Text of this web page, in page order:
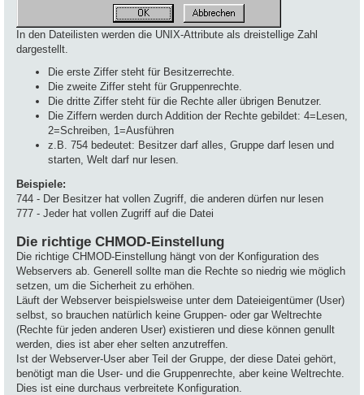
In den Dateilisten werden die UNIX-Attribute als dreistellige Zahl
dargestellt.
Die erste Ziffer steht für Besitzerrechte.
Die zweite Ziffer steht für Gruppenrechte.
Die dritte Ziffer steht für die Rechte aller übrigen Benutzer.
Die Ziffern werden durch Addition der Rechte gebildet: 4=Lesen,
2=Schreiben, 1=Ausführen
z.B. 754 bedeutet: Besitzer darf alles, Gruppe darf lesen und
starten, Welt darf nur lesen.
Beispiele:
744 - Der Besitzer hat vollen Zugriff, die anderen dürfen nur lesen
777 - Jeder hat vollen Zugriff auf die Datei
Die richtige CHMOD-Einstellung
Die richtige CHMOD-Einstellung hängt von der Konfiguration des
Webservers ab. Generell sollte man die Rechte so niedrig wie möglich
setzen, um die Sicherheit zu erhöhen.
Läuft der Webserver beispielsweise unter dem Dateieigentümer (User)
selbst, so brauchen natürlich keine Gruppen- oder gar Weltrechte
(Rechte für jeden anderen User) existieren und diese können genullt
werden, dies ist aber eher selten anzutreffen.
Ist der Webserver-User aber Teil der Gruppe, der diese Datei gehört,
benötigt man die User- und die Gruppenrechte, aber keine Weltrechte.
Dies ist eine durchaus verbreitete Konfiguration.